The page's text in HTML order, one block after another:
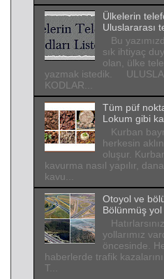
Ülkelerin
Uluslararası
Bu
sık ihtiyaç
olan, ülke
yazmak istedik.
KODLAR...
Tüm püf
Lokum gibi
Kurban
herkesin
oluşur.
kavurma nasıl yapılır,
kavu...
Otoyol ve
Bölünmüş
yollarımız
öncesinde.
haberlerde trafik
T...